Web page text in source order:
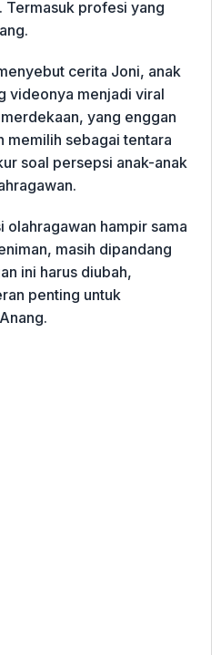
profesi yang
cerita Joni, anak
videonya menjadi viral
yang enggan
memilih sebagai tentara
soal persepsi anak-anak
olahragawan hampir sama
masih dipandang
ini harus diubah,
penting untuk